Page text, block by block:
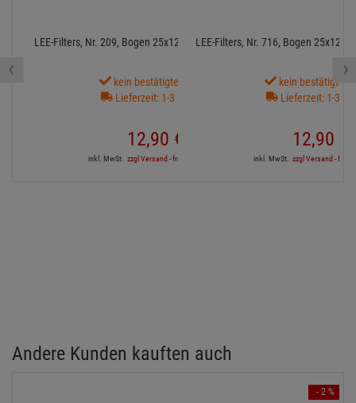
LEE-Filters, Nr. 209, Bogen 25x122cm,.3 Neutral Density
kein bestätigter Termin
Lieferzeit: 1-3 Wochen
12,90 €
inkl. MwSt. zzgl Versand - frei ab 90,-€ in DE
LEE-Filters, Nr. 716, Bogen
kein bestätigter
Lieferzeit: 1-3
12,90
inkl. MwSt. zzgl Versand - frei
‹ ›
Andere Kunden kauften auch
- 2 %